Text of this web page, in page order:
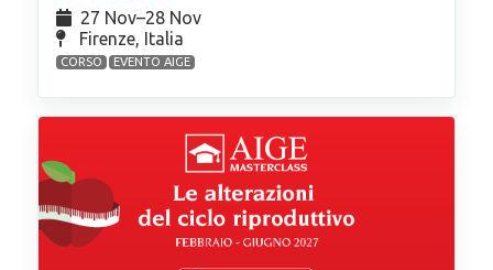
27 Nov⁠–28 Nov
Firenze, Italia
CORSO EVENTO AIGE